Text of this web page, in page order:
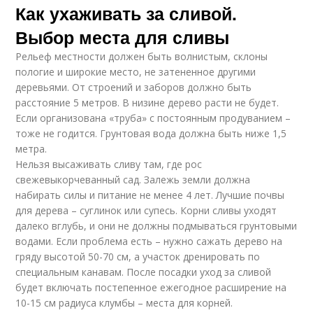
Как ухаживать за сливой.
Выбор места для сливы
Рельеф местности должен быть волнистым, склоны
пологие и широкие место, не затененное другими
деревьями. От строений и заборов должно быть
расстояние 5 метров. В низине дерево расти не будет.
Если организована «труба» с постоянным продуванием –
тоже не годится. Грунтовая вода должна быть ниже 1,5
метра.
Нельзя высаживать сливу там, где рос
свежевыкорчеванный сад. Залежь земли должна
набирать силы и питание не менее 4 лет. Лучшие почвы
для дерева – суглинок или супесь. Корни сливы уходят
далеко вглубь, и они не должны подмываться грунтовыми
водами. Если проблема есть – нужно сажать дерево на
гряду высотой 50-70 см, а участок дренировать по
специальным канавам. После посадки уход за сливой
будет включать постепенное ежегодное расширение на
10-15 см радиуса клумбы – места для корней.